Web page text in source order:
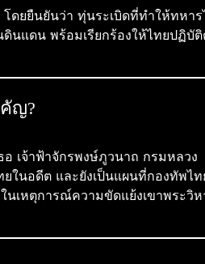
ดยยืนยันว่า ทุ่นระเบิดที่ทำให้ทหาร
ดินแดน พร้อมเรียกร้องให้ไทยปฏิบั
ญ?
เจ้าฟ้าจักรพงษ์ภูวนาถ กรมหลวง
ในอดีต และยังเป็นแผนที่กองทัพไท
นเหตุการณ์ความขัดแย้งเขาพระวิห